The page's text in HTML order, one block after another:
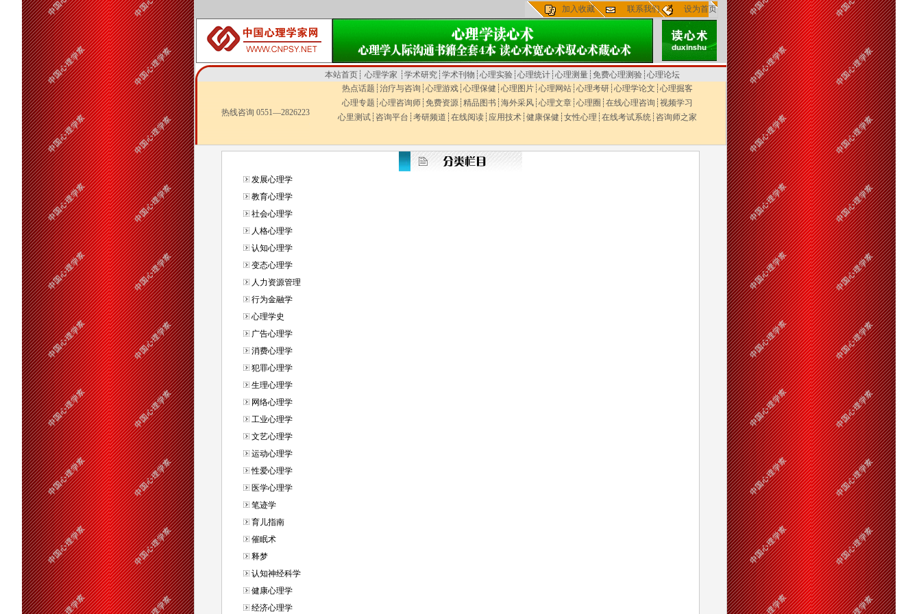
加入收藏 联系我们 设为首页
本站首页┊ 心理学家 ┊ 学术研究┊ 学术刊物 ┊ 心理实验┊ 心理统计┊ 心理测量┊ 免费心理测验┊ 心理论坛
热线咨询 0551—2826223
热点话题 ┊ 治疗与咨询 ┊ 心理游戏 ┊ 心理保健 ┊ 心理图片 ┊ 心理网站 ┊ 心理考研 ┊ 心理学论文 ┊ 心理掘客
心理专题 ┊ 心理咨询师 ┊ 免费资源 ┊ 精品图书 ┊ 海外采风 ┊ 心理文章 ┊ 心理圈 ┊ 在线心理咨询 ┊ 视频学习
心里测试 ┊ 咨询平台 ┊ 考研频道 ┊ 在线阅读 ┊ 应用技术 ┊ 健康保健 ┊ 女性心理 ┊ 在线考试系统 ┊ 咨询师之家
发展心理学
教育心理学
社会心理学
人格心理学
认知心理学
变态心理学
人力资源管理
行为金融学
心理学史
广告心理学
消费心理学
犯罪心理学
生理心理学
网络心理学
工业心理学
文艺心理学
运动心理学
性爱心理学
医学心理学
笔迹学
育儿指南
催眠术
释梦
认知神经科学
健康心理学
经济心理学